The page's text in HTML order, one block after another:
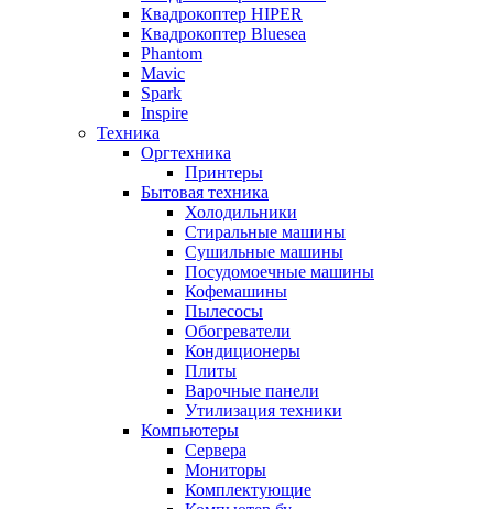
Квадрокоптер HIPER
Квадрокоптер Bluesea
Phantom
Mavic
Spark
Inspire
Техника
Оргтехника
Принтеры
Бытовая техника
Холодильники
Стиральные машины
Сушильные машины
Посудомоечные машины
Кофемашины
Пылесосы
Обогреватели
Кондиционеры
Плиты
Варочные панели
Утилизация техники
Компьютеры
Сервера
Мониторы
Комплектующие